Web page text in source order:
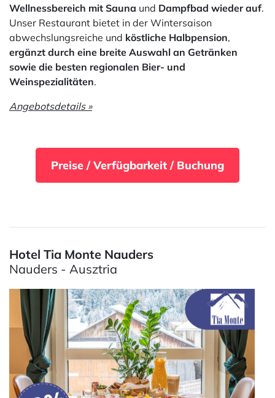
Wellnessbereich mit Sauna und Dampfbad wieder auf.
Unser Restaurant bietet in der Wintersaison
abwechslungsreiche und köstliche Halbpension,
ergänzt durch eine breite Auswahl an Getränken
sowie die besten regionalen Bier- und
Weinspezialitäten.
Angebotsdetails »
Preise / Verfügbarkeit / Buchung
Hotel Tia Monte Nauders
Nauders - Ausztria